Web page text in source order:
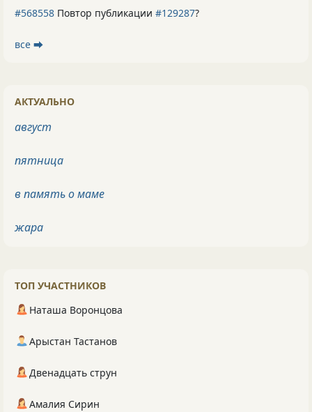
#568558 Повтор публикации #129287?
все ⮕
АКТУАЛЬНО
август
пятница
в память о маме
жара
ТОП УЧАСТНИКОВ
Наташа Воронцова
Арыстан Тастанов
Двенадцать струн
Амалия Сирин